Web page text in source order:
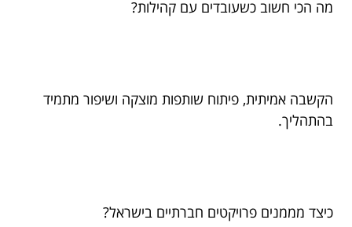
מה הכי חשוב כשעובדים עם קהילות?
הקשבה אמיתית, פיתוח שותפות מוצקה ושיפור מתמיד
בהתהליך.
כיצד מממנים פרויקטים חברתיים בישראל?